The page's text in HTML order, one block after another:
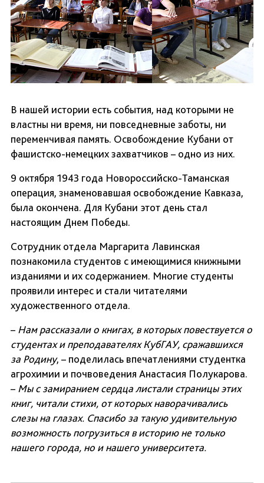
В нашей истории есть события, над которыми не
властны ни время, ни повседневные заботы, ни
переменчивая память. Освобождение Кубани от
фашистско-немецких захватчиков – одно из них.
9 октября 1943 года Новороссийско-Таманская
операция, знаменовавшая освобождение Кавказа,
была окончена. Для Кубани этот день стал
настоящим Днем Победы.
Сотрудник отдела Маргарита Лавинская
познакомила студентов с имеющимися книжными
изданиями и их содержанием. Многие студенты
проявили интерес и стали читателями
художественного отдела.
– Нам рассказали о книгах, в которых повествуется о
студентах и преподавателях КубГАУ, сражавшихся
за Родину, – поделилась впечатлениями студентка
агрохимии и почвоведения Анастасия Полукарова.
– Мы с замиранием сердца листали страницы этих
книг, читали стихи, от которых наворачивались
слезы на глазах. Спасибо за такую удивительную
возможность погрузиться в историю не только
нашего города, но и нашего университета.